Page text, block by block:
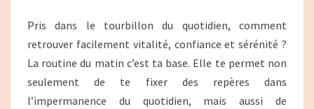
ÊTRE
HOLISTIQUE
AU
QUOTIDIEN
Pris dans le tourbillon du quotidien, comment
retrouver facilement vitalité, confiance et sérénité ?
La routine du matin c’est ta base. Elle te permet non
seulement de te fixer des repères dans
l’impermanence du quotidien, mais aussi de